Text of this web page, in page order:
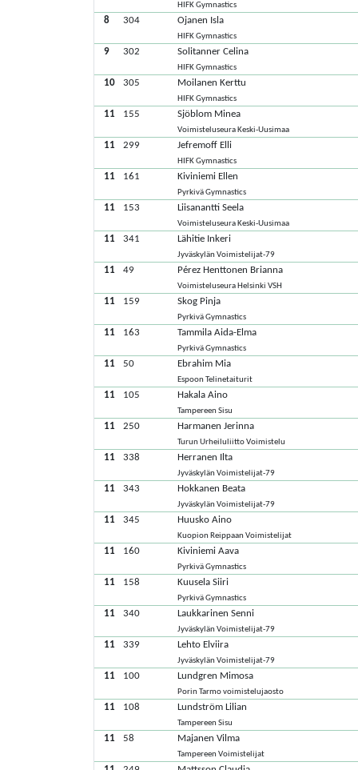
HIFK Gymnastics
8 304 Ojanen Isla
HIFK Gymnastics
9 302 Solitanner Celina
HIFK Gymnastics
10 305 Moilanen Kerttu
HIFK Gymnastics
11 155 Sjöblom Minea
Voimisteluseura Keski-Uusimaa
11 299 Jefremoff Elli
HIFK Gymnastics
11 161 Kiviniemi Ellen
Pyrkivä Gymnastics
11 153 Liisanantti Seela
Voimisteluseura Keski-Uusimaa
11 341 Lähitie Inkeri
Jyväskylän Voimistelijat-79
11 49 Pérez Henttonen Brianna
Voimisteluseura Helsinki VSH
11 159 Skog Pinja
Pyrkivä Gymnastics
11 163 Tammila Aida-Elma
Pyrkivä Gymnastics
11 50 Ebrahim Mia
Espoon Telinetaiturit
11 105 Hakala Aino
Tampereen Sisu
11 250 Harmanen Jerinna
Turun Urheiluliitto Voimistelu
11 338 Herranen Ilta
Jyväskylän Voimistelijat-79
11 343 Hokkanen Beata
Jyväskylän Voimistelijat-79
11 345 Huusko Aino
Kuopion Reippaan Voimistelijat
11 160 Kiviniemi Aava
Pyrkivä Gymnastics
11 158 Kuusela Siiri
Pyrkivä Gymnastics
11 340 Laukkarinen Senni
Jyväskylän Voimistelijat-79
11 339 Lehto Elviira
Jyväskylän Voimistelijat-79
11 100 Lundgren Mimosa
Porin Tarmo voimistelujaosto
11 108 Lundström Lilian
Tampereen Sisu
11 58 Majanen Vilma
Tampereen Voimistelijat